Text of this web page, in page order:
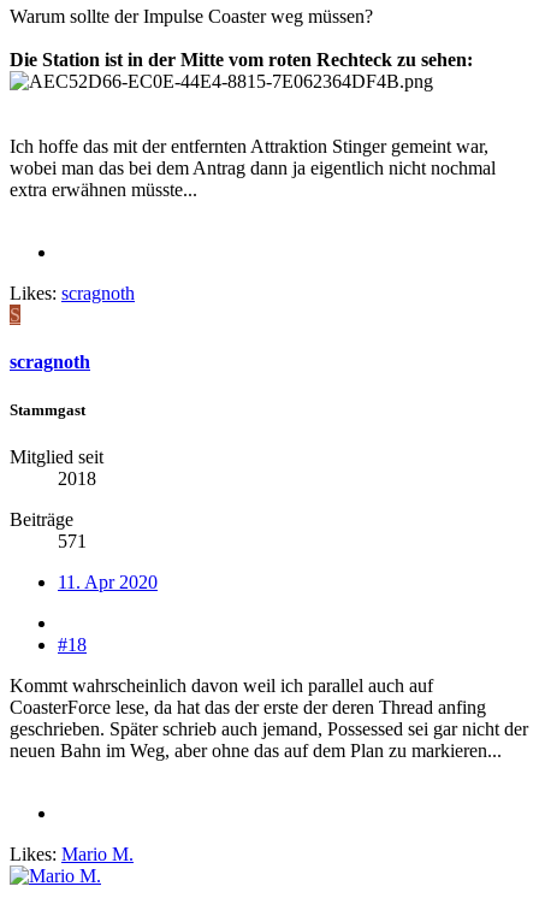
Warum sollte der Impulse Coaster weg müssen?
Die Station ist in der Mitte vom roten Rechteck zu sehen:
Ich hoffe das mit der entfernten Attraktion Stinger gemeint war,
wobei man das bei dem Antrag dann ja eigentlich nicht nochmal
extra erwähnen müsste...
Likes: scragnoth
S
scragnoth
Stammgast
Mitglied seit
2018
Beiträge
571
11. Apr 2020
#18
Kommt wahrscheinlich davon weil ich parallel auch auf
CoasterForce lese, da hat das der erste der deren Thread anfing
geschrieben. Später schrieb auch jemand, Possessed sei gar nicht der
neuen Bahn im Weg, aber ohne das auf dem Plan zu markieren...
Likes: Mario M.